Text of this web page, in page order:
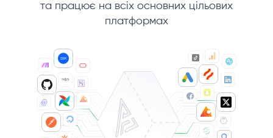
та працює на всіх основних цільових
платформах